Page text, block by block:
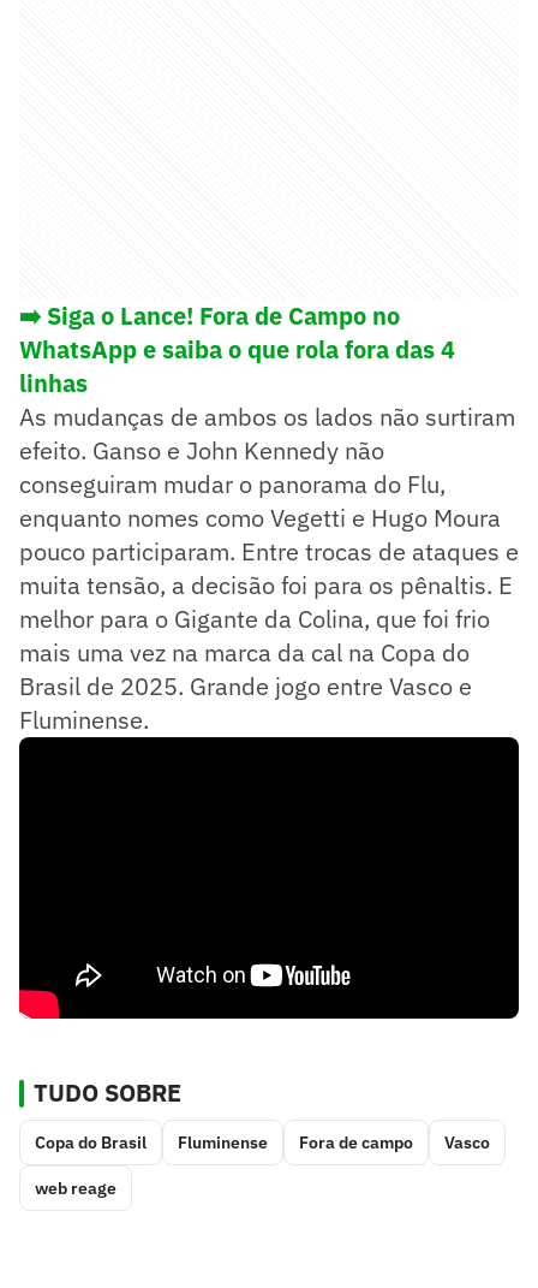
➡️ Siga o Lance! Fora de Campo no
WhatsApp e saiba o que rola fora das 4
linhas
As mudanças de ambos os lados não surtiram
efeito. Ganso e John Kennedy não
conseguiram mudar o panorama do Flu,
enquanto nomes como Vegetti e Hugo Moura
pouco participaram. Entre trocas de ataques e
muita tensão, a decisão foi para os pênaltis. E
melhor para o Gigante da Colina, que foi frio
mais uma vez na marca da cal na Copa do
Brasil de 2025. Grande jogo entre Vasco e
Fluminense.
TUDO SOBRE
Copa do Brasil Fluminense Fora de campo Vasco
web reage